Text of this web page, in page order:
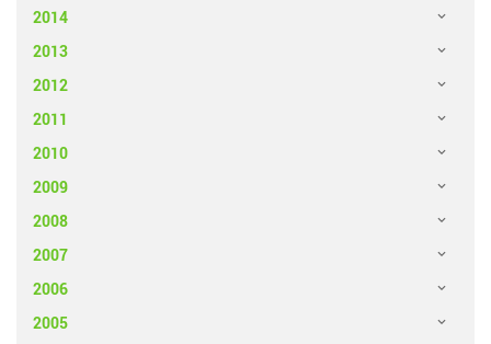
2014
2013
2012
2011
2010
2009
2008
2007
2006
2005